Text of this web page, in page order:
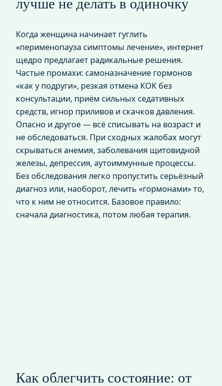
лучше не делать в одиночку
Когда женщина начинает гуглить
«перименопауза симптомы лечение», интернет
щедро предлагает радикальные решения.
Частые промахи: самоназначение гормонов
«как у подруги», резкая отмена КОК без
консультации, приём сильных седативных
средств, игнор приливов и скачков давления.
Опасно и другое — всё списывать на возраст и
не обследоваться. При сходных жалобах могут
скрываться анемия, заболевания щитовидной
железы, депрессия, аутоиммунные процессы.
Без обследования легко пропустить серьёзный
диагноз или, наоборот, лечить «гормонами» то,
что к ним не относится. Базовое правило:
сначала диагностика, потом любая терапия.
Как облегчить состояние: от